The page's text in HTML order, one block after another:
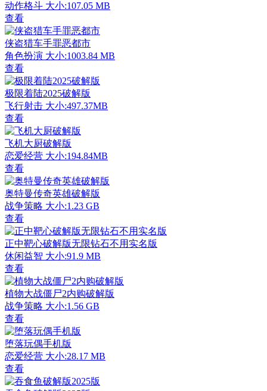
动作格斗 大小:107.05 MB
查看
侠盗猎车手罪恶都市
角色扮演 大小:1003.84 MB
查看
极限着陆2025破解版
飞行射击 大小:497.37MB
查看
飞机大厨破解版
恋爱经营 大小:194.84MB
查看
奥特曼传奇英雄破解版
战争策略 大小:1.23 GB
查看
正中靶心破解版无限钻石不用实名版
休闲益智 大小:91.9 MB
查看
植物大战僵尸2内购破解版
战争策略 大小:1.56 GB
查看
堕落玩偶手机版
恋爱经营 大小:28.17 MB
查看